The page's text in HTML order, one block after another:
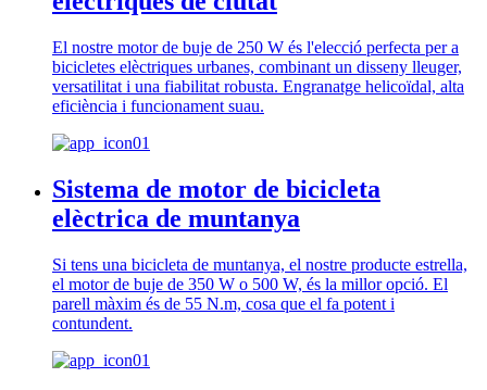
El nostre motor de buje de 250 W és l'elecció perfecta per a
bicicletes elèctriques urbanes, combinant un disseny lleuger,
versatilitat i una fiabilitat robusta. Engranatge helicoïdal, alta
eficiència i funcionament suau.
Sistema de motor de bicicleta
elèctrica de muntanya
Si tens una bicicleta de muntanya, el nostre producte estrella,
el motor de buje de 350 W o 500 W, és la millor opció. El
parell màxim és de 55 N.m, cosa que el fa potent i
contundent.